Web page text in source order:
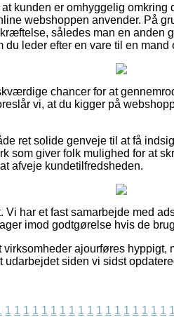
kunden er omhyggelig
webshoppen anvender. På
således man en anden
du leder efter en vare til en mand
chancer for at
vi, at du kigger på
ret solide genveje til at få
som giver folk mulighed for at
afveje kundetilfredsheden.
Vi har et fast samarbejde med
imod godtgørelse hvis de
ajourføres hyppigt,
udarbejdet siden vi sidst
1 1 1 1 1 1 1 1 1 1 1 1 1 1 1 1 1 1 1